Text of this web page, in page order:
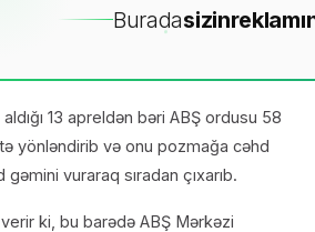
Buradasizin
13 apreldən bəri ABŞ ordusu 58
yönləndirib və onu pozmağa cəhd
vuraraq sıradan çıxarıb.
ki, bu barədə ABŞ Mərkəzi